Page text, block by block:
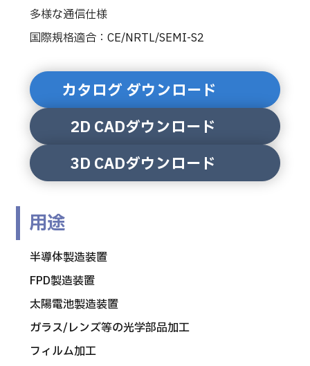
多様な通信仕様
国際規格適合：CE/NRTL/SEMI-S2
カタログ ダウンロード
2D CADダウンロード
3D CADダウンロード
用途
半導体製造装置
FPD製造装置
太陽電池製造装置
ガラス/レンズ等の光学部品加工
フィルム加工